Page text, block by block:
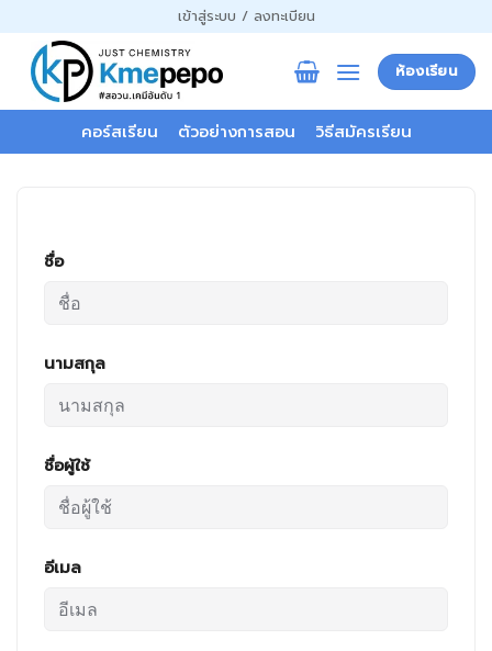
ไป
เนื้อหา
เข้าสู่ระบบ / ลงทะเบียน
ห้องเรียน
คอร์สเรียน ตัวอย่างการสอน วิธีสมัครเรียน
ชื่อ
นามสกุล
ชื่อผู้ใช้
อีเมล